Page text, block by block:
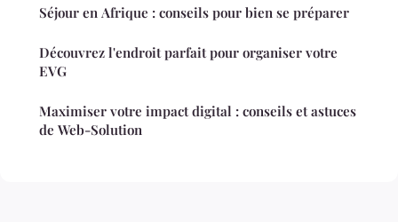
Séjour en Afrique : conseils pour bien se préparer
Découvrez l'endroit parfait pour organiser votre
EVG
Maximiser votre impact digital : conseils et astuces
de Web-Solution